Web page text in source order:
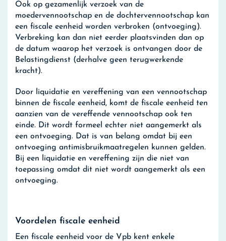
Ook op gezamenlijk verzoek van de
moedervennootschap en de dochtervennootschap kan
een fiscale eenheid worden verbroken (ontvoeging).
Verbreking kan dan niet eerder plaatsvinden dan op
de datum waarop het verzoek is ontvangen door de
Belastingdienst (derhalve geen terugwerkende
kracht).
Door liquidatie en vereffening van een vennootschap
binnen de fiscale eenheid, komt de fiscale eenheid ten
aanzien van de vereffende vennootschap ook ten
einde. Dit wordt formeel echter niet aangemerkt als
een ontvoeging. Dat is van belang omdat bij een
ontvoeging antimisbruikmaatregelen kunnen gelden.
Bij een liquidatie en vereffening zijn die niet van
toepassing omdat dit niet wordt aangemerkt als een
ontvoeging.
Voordelen fiscale eenheid
Een fiscale eenheid voor de Vpb kent enkele